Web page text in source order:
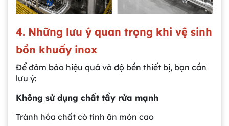
4. Những lưu ý quan trọng khi vệ sinh
bồn khuấy inox
Để đảm bảo hiệu quả và độ bền thiết bị, bạn cần
lưu ý:
Không sử dụng chất tẩy rửa mạnh
Tránh hóa chất có tính ăn mòn cao